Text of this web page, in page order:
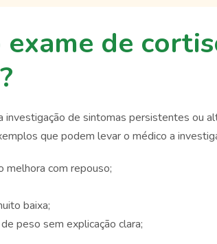
exame de
investigação de sintomas persistentes ou
que podem levar o médico a
melhora com repouso;
baixa;
peso sem explicação clara;